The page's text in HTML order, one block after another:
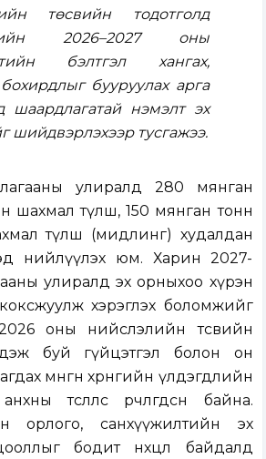
төсвийн тодотголд
2026–2027 оны
бэлтгэл хангах,
бууруулах арга
шаардлагатай нэмэлт эх
шийдвэрлэхээр тусгажээ.
улиралд 280 мянган
шахмал түлш, 150 мянган тонн
түлш (мидлинг) худалдан
нийлүүлэх юм. Харин 2027-
улиралд эх орныхоо хүрэн
хэрэглэх боломжийг
оны нийслэлийн төсвийн
буй гүйцэтгэл болон он
мөнгөн хөрөнгийн үлдэгдлийн
төсөөллөөс өөрчлөгдсөн байна.
орлого, санхүүжилтийн эх
бодит нөхцөл байдалд